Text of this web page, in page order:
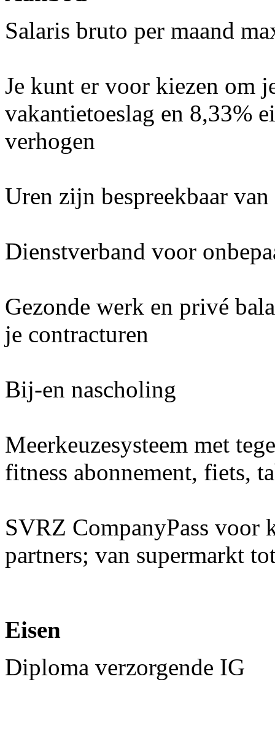
Salaris bruto per maand
Je kunt er voor kiezen om
vakantietoeslag en 8,33%
verhogen
Uren zijn bespreekbaar
Dienstverband voor
Gezonde werk en privé
je contracturen
Bij-en nascholing
Meerkeuzesysteem met
fitness abonnement, fiets,
SVRZ CompanyPass voor
partners; van supermarkt
Eisen
Diploma verzorgende IG